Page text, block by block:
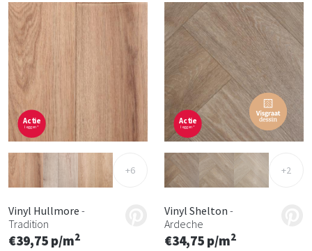
Actie
leggen*
+6
Vinyl Hullmore -
Tradition
€39,75 p/m2
Actie
leggen*
+2
Vinyl Shelton -
Ardeche
€34,75 p/m2